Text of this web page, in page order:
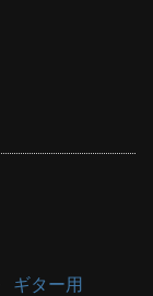
ギター用